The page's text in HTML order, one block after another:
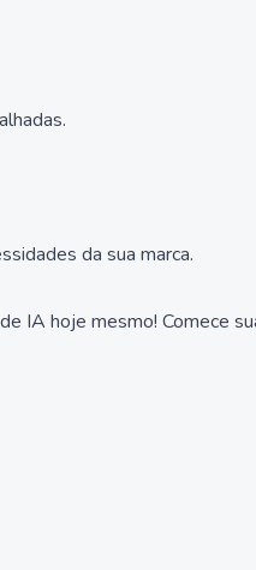
da sua marca.
IA hoje mesmo! Comece